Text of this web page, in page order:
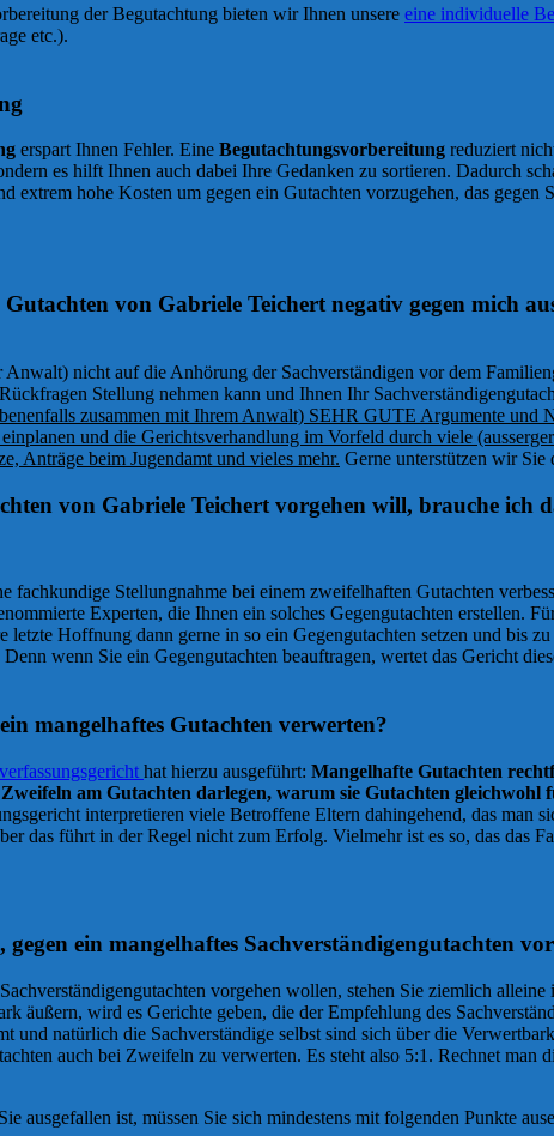
der Begutachtung bieten wir Ihnen unsere eine individuelle
etc.).
erspart Ihnen Fehler. Eine Begutachtungsvorbereitung reduziert
es hilft Ihnen auch dabei Ihre Gedanken zu sortieren. Dadurch
extrem hohe Kosten um gegen ein Gutachten vorzugehen, das gegen
Gutachten von Gabriele Teichert negativ gegen mich
nicht auf die Anhörung der Sachverständigen vor dem
Stellung nehmen kann und Ihnen Ihr
zusammen mit Ihrem Anwalt) SEHR GUTE Argumente und
und die Gerichtsverhandlung im Vorfeld durch viele
Anträge beim Jugendamt und vieles mehr. Gerne unterstützen wir Sie
von Gabriele Teichert vorgehen will, brauche ich
fachkundige Stellungnahme bei einem zweifelhaften Gutachten
Experten, die Ihnen ein solches Gegengutachten erstellen.
letzte Hoffnung dann gerne in so ein Gegengutachten setzen und bis
wenn Sie ein Gegengutachten beauftragen, wertet das Gericht
mangelhaftes Gutachten verwerten?
hat hierzu ausgeführt: Mangelhafte Gutachten
Zweifeln am Gutachten darlegen, warum sie Gutachten
interpretieren viele Betroffene Eltern dahingehend, das man
das führt in der Regel nicht zum Erfolg. Vielmehr ist es so, das das
gegen ein mangelhaftes Sachverständigengutachten
vorgehen wollen, stehen Sie ziemlich
äußern, wird es Gerichte geben, die der Empfehlung des
und natürlich die Sachverständige selbst sind sich über die
auch bei Zweifeln zu verwerten. Es steht also 5:1. Rechnet
ausgefallen ist, müssen Sie sich mindestens mit folgenden Punkte